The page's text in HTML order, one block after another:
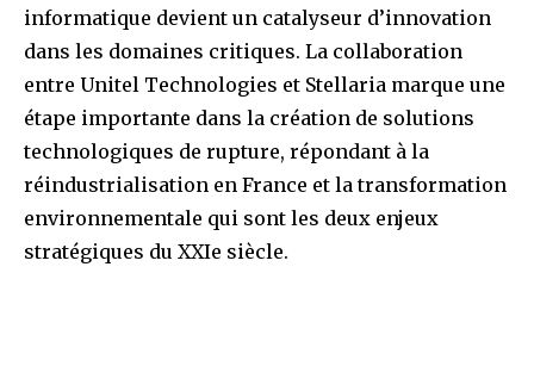
informatique devient un catalyseur d’innovation
dans les domaines critiques. La collaboration
entre Unitel Technologies et Stellaria marque une
étape importante dans la création de solutions
technologiques de rupture, répondant à la
réindustrialisation en France et la transformation
environnementale qui sont les deux enjeux
stratégiques du XXIe siècle.